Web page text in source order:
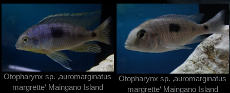
Otopharynx sp. ‚auromarginatus
margrette‘ Maingano Island
Otopharynx sp. ‚auromarginatus
margrette‘ Maingano Island